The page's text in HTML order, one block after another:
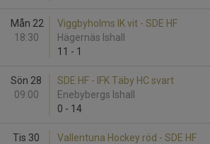
Mån 22
18:30
Viggbyholms IK vit - SDE HF
Hägernäs Ishall
11 - 1
Sön 28
09:00
SDE HF - IFK Täby HC svart
Enebybergs Ishall
0 - 14
Tis 30
Vallentuna Hockey röd - SDE HF